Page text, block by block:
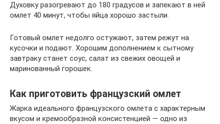
Духовку разогревают до 180 градусов и запекают в ней
омлет 40 минут, чтобы яйца хорошо застыли.
Готовый омлет недолго остужают, затем режут на
кусочки и подают. Хорошим дополнением к сытному
завтраку станет соус, салат из свежих овощей и
маринованный горошек.
Как приготовить французский омлет
Жарка идеального французского омлета с характерным
вкусом и кремообразной консистенцией — одно из